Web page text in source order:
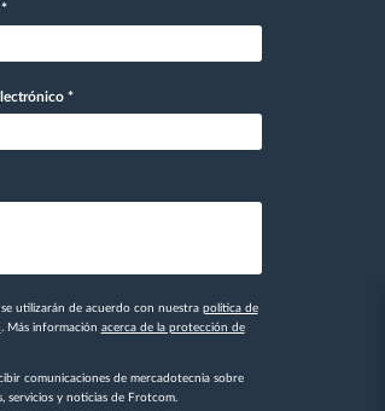
*
*
se utilizarán de acuerdo con nuestra política de
. Más información acerca de la protección de
comunicaciones de mercadotecnia sobre
servicios y noticias de Frotcom.